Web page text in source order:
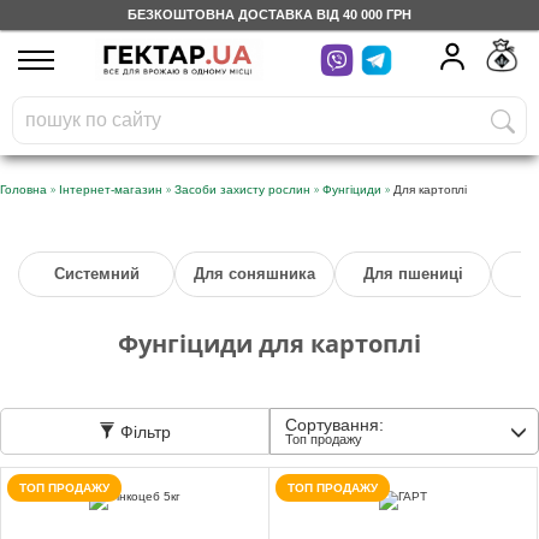
БЕЗКОШТОВНА ДОСТАВКА ВІД 40 000 ГРН
UA
На вашому
бонусному рахунку
грн
Безкоштовно по Україні
Категорії
Доставка
Відгуки
Головна » Інтернет-магазин » Засоби захисту рослин » Фунгіциди » Для картоплі
Системний Для соняшника Для пшениці
Фунгіциди для картоплі
Фільтр Сортування:
Топ продажу
ТОП ПРОДАЖУ ТОП ПРОДАЖУ